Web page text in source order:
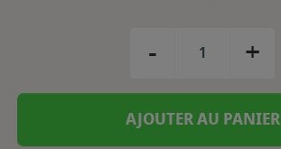
- +
AJOUTER AU PANIER